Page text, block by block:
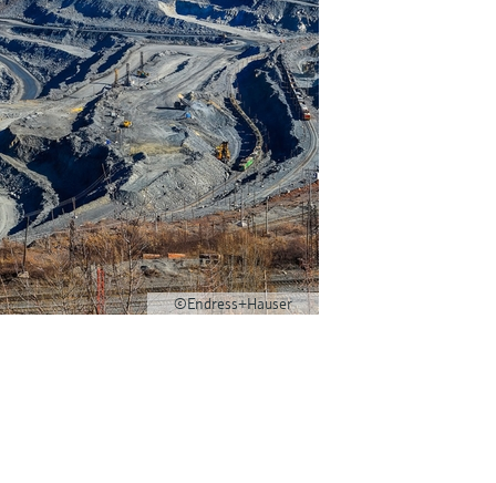
©Endress+Hauser